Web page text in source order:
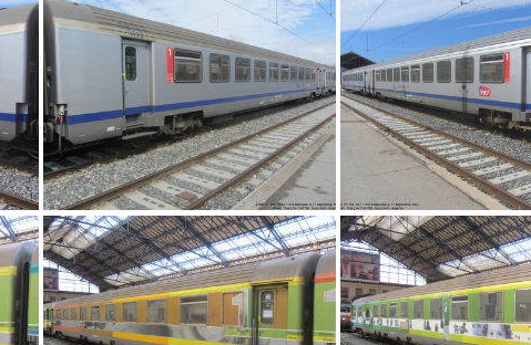
IMG 1946 IMG 1943
IMG 1864 IMG 1875